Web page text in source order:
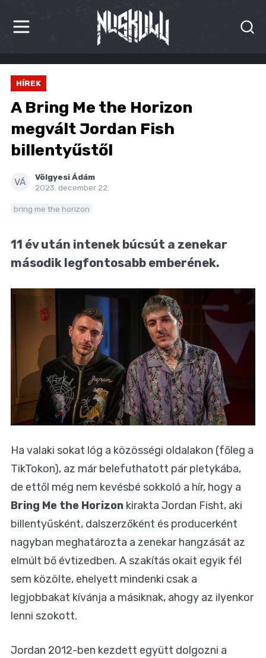
HÍREK
KRITIKÁK
BESZÁMOLÓK
INTERJÚK
PREMIEREK
BLOG
HÍREK
A Bring Me the Horizon
megvált Jordan Fish
billentyűstől
VÁ
Völgyesi Ádám
2023. december 22.
bring me the horizon
11 év után intenek búcsút a zenekar
második legfontosabb emberének.
Ha valaki sokat lóg a közösségi oldalakon (főleg a
TikTokon), az már belefuthatott pár pletykába,
de ettől még nem kevésbé sokkoló a hír, hogy a
Bring Me the Horizon kirakta Jordan Fisht, aki
billentyűsként, dalszerzőként és producerként
nagyban meghatározta a zenekar hangzását az
elmúlt bő évtizedben. A szakítás okait egyik fél
sem közölte, ehelyett mindenki csak a
legjobbakat kívánja a másiknak, ahogy az ilyenkor
lenni szokott.
Jordan 2012-ben kezdett együtt dolgozni a